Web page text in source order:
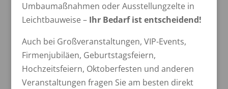
Umbaumaßnahmen oder Ausstellungzelte in
Leichtbauweise – Ihr Bedarf ist entscheidend!
Auch bei Großveranstaltungen, VIP-Events,
Firmenjubiläen, Geburtstagsfeiern,
Hochzeitsfeiern, Oktoberfesten und anderen
Veranstaltungen fragen Sie am besten direkt